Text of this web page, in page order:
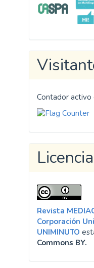
Contador
Revista
Corporación
UNIMINUTO
Commons BY.